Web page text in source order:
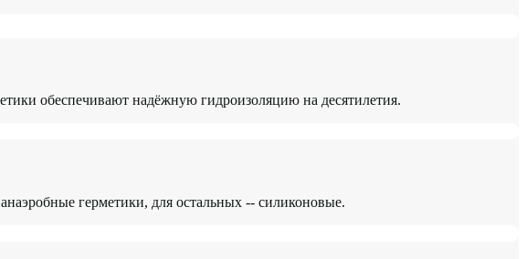
обеспечивают надёжную гидроизоляцию на десятилетия.
герметики, для остальных -- силиконовые.